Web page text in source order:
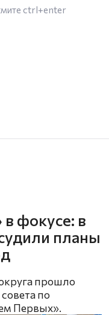
ctrl+enter
фокусе: в
планы
прошло
по
Первых».